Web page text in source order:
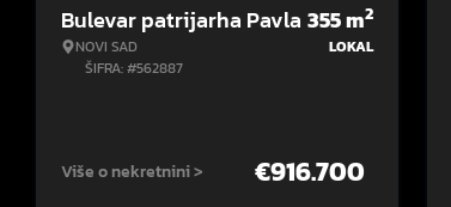
Bulevar patrijarha Pavla
NOVI SAD
ŠIFRA: #562887
355m2
LOKAL
Više o nekretnini > €916.700